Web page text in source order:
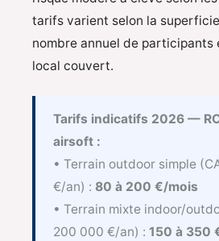
tarifs varient selon la
nombre annuel de participants
local couvert.
Tarifs indicatifs 2026 —
airsoft :
• Terrain outdoor simple
€/an) : 80 à 200 €/mois
• Terrain mixte indoor/
200 000 €/an) : 150 à 350